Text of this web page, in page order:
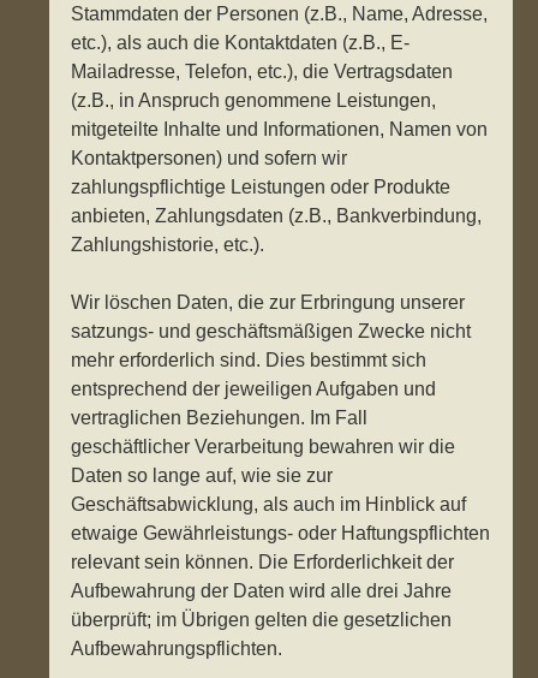
Stammdaten der Personen (z.B., Name, Adresse,
etc.), als auch die Kontaktdaten (z.B., E-
Mailadresse, Telefon, etc.), die Vertragsdaten
(z.B., in Anspruch genommene Leistungen,
mitgeteilte Inhalte und Informationen, Namen von
Kontaktpersonen) und sofern wir
zahlungspflichtige Leistungen oder Produkte
anbieten, Zahlungsdaten (z.B., Bankverbindung,
Zahlungshistorie, etc.).
Wir löschen Daten, die zur Erbringung unserer
satzungs- und geschäftsmäßigen Zwecke nicht
mehr erforderlich sind. Dies bestimmt sich
entsprechend der jeweiligen Aufgaben und
vertraglichen Beziehungen. Im Fall
geschäftlicher Verarbeitung bewahren wir die
Daten so lange auf, wie sie zur
Geschäftsabwicklung, als auch im Hinblick auf
etwaige Gewährleistungs- oder Haftungspflichten
relevant sein können. Die Erforderlichkeit der
Aufbewahrung der Daten wird alle drei Jahre
überprüft; im Übrigen gelten die gesetzlichen
Aufbewahrungspflichten.